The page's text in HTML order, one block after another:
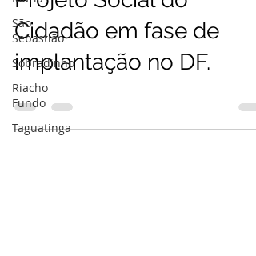
São
Sebastião
Sobradinho
Riacho
Fundo
Taguatinga
Cidadão em fase de
implantação no DF.